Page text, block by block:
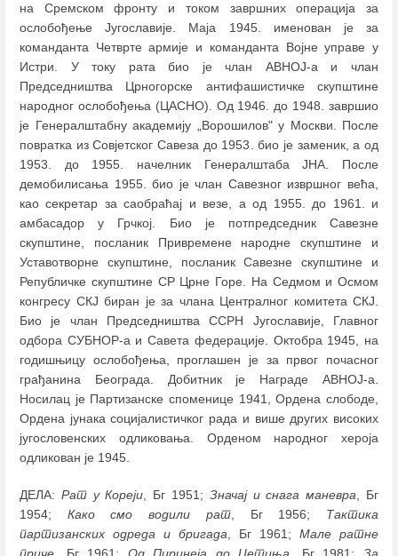
на Сремском фронту и током завршних операција за
ослобођење Југославије. Маја 1945. именован је за
команданта Четврте армије и команданта Војне управе у
Истри. У току рата био је члан АВНОЈ-а и члан
Председништва Црногорске антифашистичке скупштине
народног ослобођења (ЦАСНО). Од 1946. до 1948. завршио
је Генералштабну академију „Ворошилов" у Москви. После
повратка из Совјетског Савеза до 1953. био је заменик, а од
1953. до 1955. начелник Генералштаба ЈНА. После
демобилисања 1955. био је члан Савезног извршног већа,
као секретар за саобраћај и везе, а од 1955. до 1961. и
амбасадор у Грчкој. Био је потпредседник Савезне
скупштине, посланик Привремене народне скупштине и
Уставотворне скупштине, посланик Савезне скупштине и
Републичке скупштине СР Црне Горе. На Седмом и Осмом
конгресу СКЈ биран је за члана Централног комитета СКЈ.
Био је члан Председништва ССРН Југославије, Главног
одбора СУБНОР-а и Савета федерације. Октобра 1945, на
годишњицу ослобођења, проглашен је за првог почасног
грађанина Београда. Добитник је Награде АВНОЈ-а.
Носилац је Партизанске споменице 1941, Ордена слободе,
Ордена јунака социјалистичког рада и више других високих
југословенских одликовања. Орденом народног хероја
одликован је 1945.
ДЕЛА: Рат у Кореји , Бг 1951; Значај и снага маневра , Бг
1954; Како смо водили рат, Бг 1956; Тактика
партизанских одреда и бригада , Бг 1961; Мале ратне
приче , Бг 1961; Од Пиринеја до Цетиња , Бг 1981; За